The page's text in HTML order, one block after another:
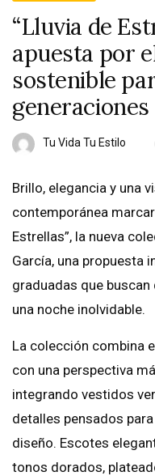
“Lluvia de
apuesta por
sostenible
generaciones
Tu Vida Tu Estilo
Brillo, elegancia y una
contemporánea
Estrellas”, la nueva
García, una propuesta
graduadas que
una noche inolvidable.
La colección combina
con una perspectiva
integrando vestidos
detalles pensados
diseño. Escotes
tonos dorados,